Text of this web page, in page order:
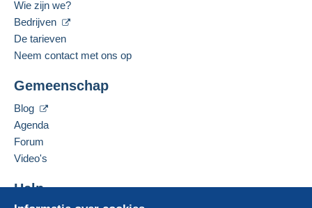
Wie zijn we?
Bedrijven
De tarieven
Neem contact met ons op
Gemeenschap
Blog
Agenda
Forum
Video's
Help